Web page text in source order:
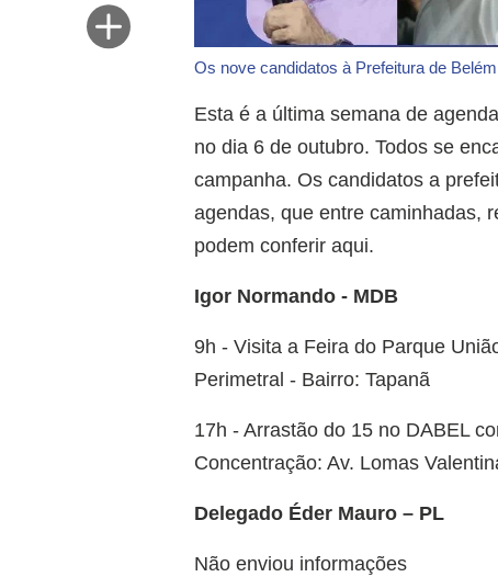
Os nove candidatos à Prefeitura de
Esta é a última semana de
no dia 6 de outubro. Todos se
campanha. Os candidatos a
agendas, que entre caminhadas,
podem conferir aqui.
Igor Normando - MDB
9h - Visita a Feira do Parque
Perimetral - Bairro: Tapanã
17h - Arrastão do 15 no DABEL
Concentração: Av. Lomas
Delegado Éder Mauro – PL
Não enviou informações